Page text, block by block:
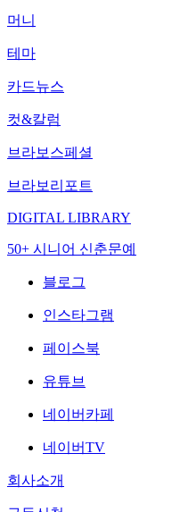
머니
테마
카드뉴스
컷&칼럼
브라보스페셜
브라보리포트
DIGITAL LIBRARY
50+ 시니어 신춘문예
블로그
인스타그램
페이스북
유튜브
네이버카페
네이버TV
회사소개